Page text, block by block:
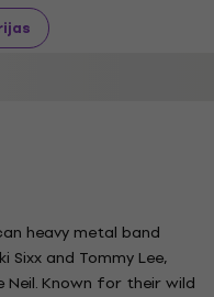
heavy metal band
Sixx and Tommy Lee,
Neil. Known for their wild